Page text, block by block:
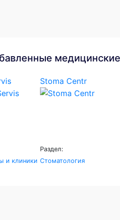
и клиники
Stoma Centr
Раздел:
Стоматология